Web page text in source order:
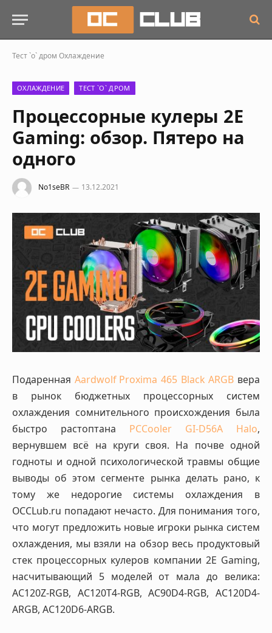
Тест `о` дром Охлаждение
ОХЛАЖДЕНИЕ ТЕСТ `О` ДРОМ
Процессорные кулеры 2E
Gaming: обзор. Пятеро на
одного
No1seBR 13.12.2021
Подаренная Aardwolf Proxima 465 Black ARGB вера
в рынок бюджетных процессорных систем
охлаждения сомнительного происхождения была
быстро растоптана PCCooler GI-D56A Halo,
вернувшем всё на круги своя. На почве одной
годноты и одной психологической травмы общие
выводы об этом сегменте рынка делать рано, к
тому же недорогие системы охлаждения в
OCCLub.ru попадают нечасто. Для понимания того,
что могут предложить новые игроки рынка систем
охлаждения, мы взяли на обзор весь продуктовый
стек процессорных кулеров компании 2E Gaming,
насчитывающий 5 моделей от мала до велика:
AC120Z-RGB, AC120T4-RGB, AC90D4-RGB, AC120D4-
ARGB, AC120D6-ARGB.